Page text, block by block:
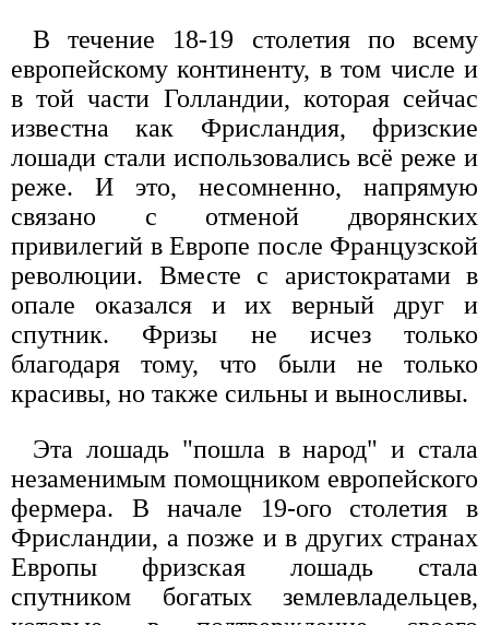
В течение 18-19 столетия по всему
европейскому континенту, в том числе и
в той части Голландии, которая сейчас
известна как Фрисландия, фризские
лошади стали использовались всё реже и
реже. И это, несомненно, напрямую
связано с отменой дворянских
привилегий в Европе после Французской
революции. Вместе с аристократами в
опале оказался и их верный друг и
спутник. Фризы не исчез только
благодаря тому, что были не только
красивы, но также сильны и выносливы.
Эта лошадь "пошла в народ" и стала
незаменимым помощником европейского
фермера. В начале 19-ого столетия в
Фрисландии, а позже и в других странах
Европы фризская лошадь стала
спутником богатых землевладельцев,